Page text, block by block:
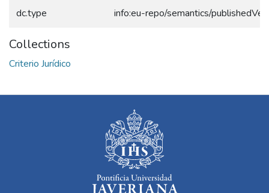
dc.type info:eu-repo/semantics/
Collections
Criterio Jurídico